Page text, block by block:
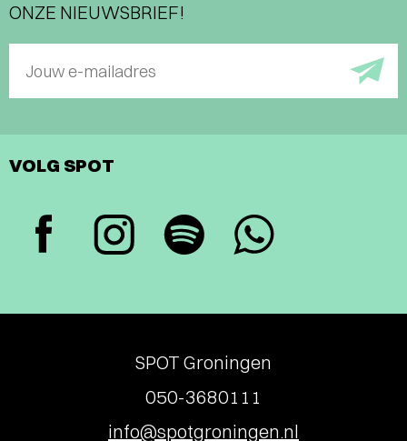
ONZE NIEUWSBRIEF!
Jouw e-mailadres
VOLG SPOT
SPOT Groningen
050-3680111
info@spotgroningen.nl